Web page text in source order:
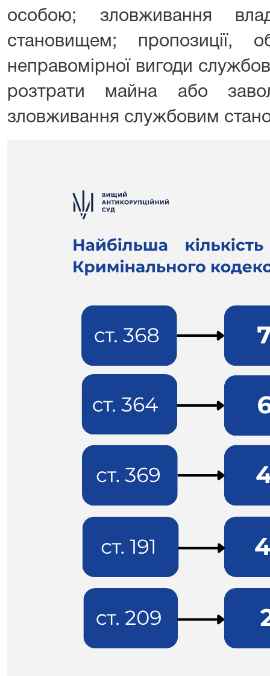
особою; зловживання
становищем; пропозиції,
неправомірної вигоди
розтрати майна або
зловживання службовим